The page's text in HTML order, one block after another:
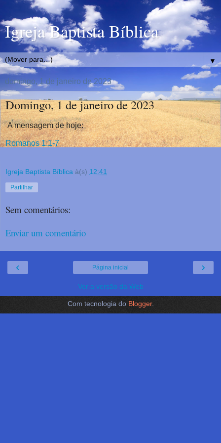
Igreja Baptista Bíblica
▼
domingo, 1 de janeiro de 2023
Domingo, 1 de janeiro de 2023
A mensagem de hoje:
Romanos 1:1-7
Igreja Baptista Bíblica à(s) 12:41
Partilhar
Sem comentários:
Enviar um comentário
‹ ›
Página inicial
Ver a versão da Web
Com tecnologia do Blogger.